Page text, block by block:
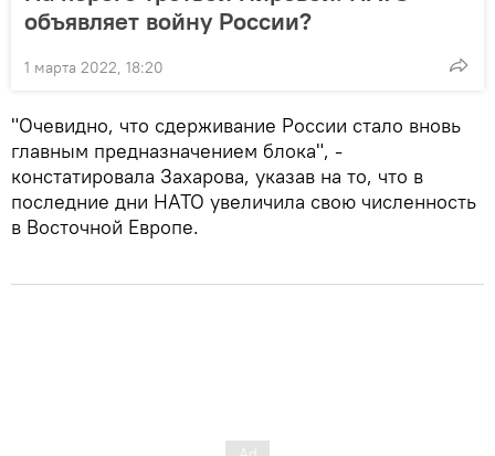
объявляет войну России?
1 марта 2022, 18:20
"Очевидно, что сдерживание России стало вновь
главным предназначением блока", -
констатировала Захарова, указав на то, что в
последние дни НАТО увеличила свою численность
в Восточной Европе.